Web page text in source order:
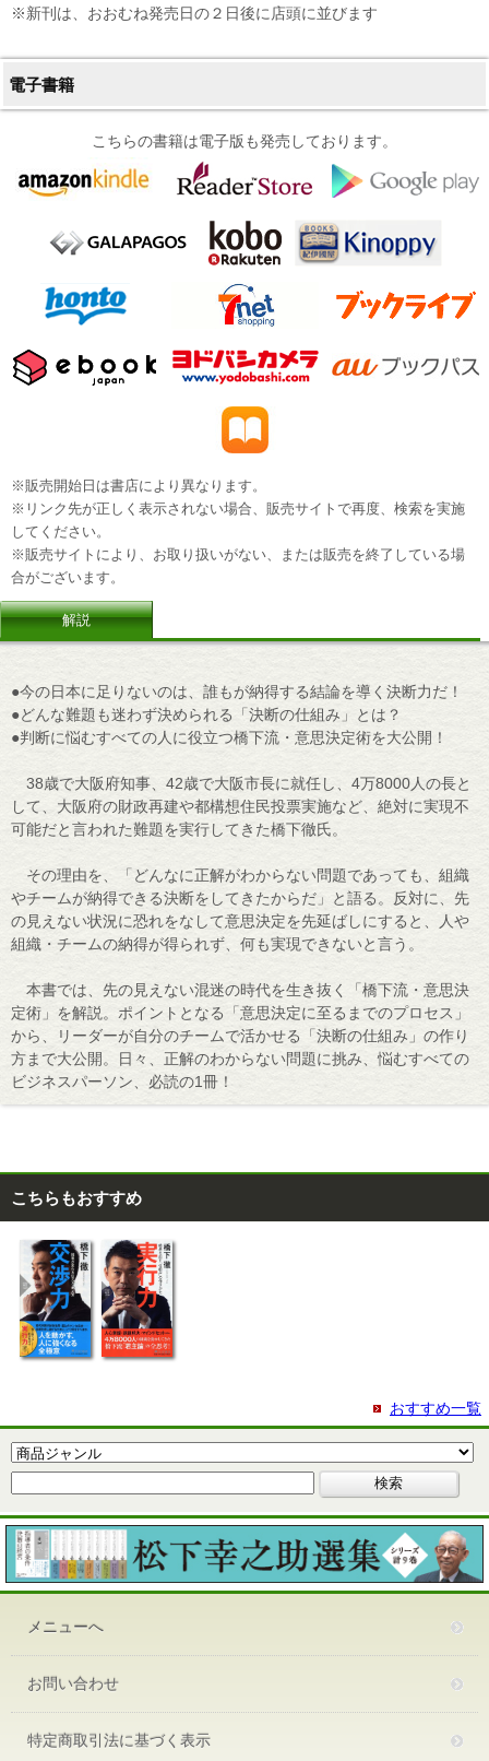
※新刊は、おおむね発売日の２日後に店頭に並びます
電子書籍
こちらの書籍は電子版も発売しております。
※販売開始日は書店により異なります。
※リンク先が正しく表示されない場合、販売サイトで再度、検索を実施
してください。
※販売サイトにより、お取り扱いがない、または販売を終了している場
合がございます。
解説
●今の日本に足りないのは、誰もが納得する結論を導く決断力だ！
●どんな難題も迷わず決められる「決断の仕組み」とは？
●判断に悩むすべての人に役立つ橋下流・意思決定術を大公開！
38歳で大阪府知事、42歳で大阪市長に就任し、4万8000人の長と
して、大阪府の財政再建や都構想住民投票実施など、絶対に実現不
可能だと言われた難題を実行してきた橋下徹氏。
その理由を、「どんなに正解がわからない問題であっても、組織
やチームが納得できる決断をしてきたからだ」と語る。反対に、先
の見えない状況に恐れをなして意思決定を先延ばしにすると、人や
組織・チームの納得が得られず、何も実現できないと言う。
本書では、先の見えない混迷の時代を生き抜く「橋下流・意思決
定術」を解説。ポイントとなる「意思決定に至るまでのプロセス」
から、リーダーが自分のチームで活かせる「決断の仕組み」の作り
方まで大公開。日々、正解のわからない問題に挑み、悩むすべての
ビジネスパーソン、必読の1冊！
こちらもおすすめ
おすすめ一覧
メニューへ
お問い合わせ
特定商取引法に基づく表示